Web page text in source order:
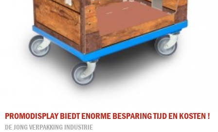
PROMODISPLAY BIEDT ENORME BESPARING TIJD EN KOSTEN !
DE JONG VERPAKKING INDUSTRIE